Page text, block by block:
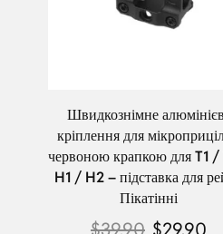
Швидкознімне
кріплення для
червоною крапкою для T1
H1 / H2 – підставка для
Пікатінні